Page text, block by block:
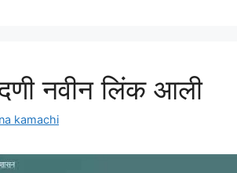
नवीन लिंक आली
kamachi